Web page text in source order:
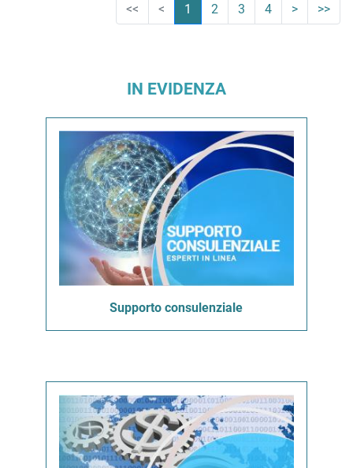
<<
< 1 2 3 4 > >>
IN EVIDENZA
Supporto consulenziale